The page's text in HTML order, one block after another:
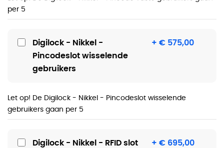
per 5
Digilock - Nikkel -
Pincodeslot wisselende
gebruikers
+ € 575,00
Let op! De Digilock - Nikkel - Pincodeslot wisselende
gebruikers gaan per 5
Digilock - Nikkel - RFID slot + € 695,00